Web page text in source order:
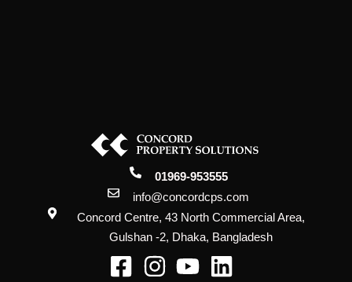
01969-953555
info@concordcps.com
Concord Centre, 43 North Commercial Area,
Gulshan -2, Dhaka, Bangladesh